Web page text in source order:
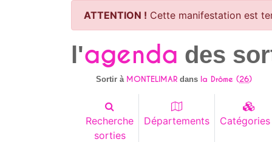
ATTENTION ! Cette manifestation est
l'agenda des
Sortir à MONTELIMAR dans la Drôme (26)
Recherche
sorties
Départements Catégories